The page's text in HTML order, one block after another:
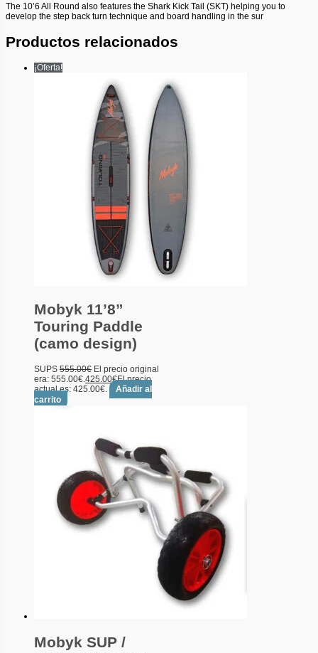
The 10’6 All Round also features the Shark Kick Tail (SKT) helping you to
develop the step back turn technique and board handling in the sur
Productos relacionados
¡Oferta!
Mobyk 11’8”
Touring Paddle
(camo design)
SUPS 555.00€ El precio original
era: 555.00€.425.00€El precio
actual es: 425.00€.
Añadir al
carrito
Mobyk SUP /